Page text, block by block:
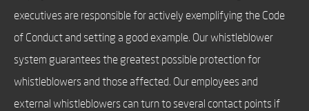
executives are responsible for actively exemplifying the Code
of Conduct and setting a good example. Our whistleblower
system guarantees the greatest possible protection for
whistleblowers and those affected. Our employees and
external whistleblowers can turn to several contact points if